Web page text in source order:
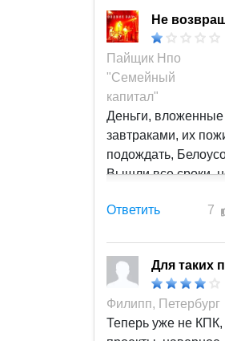
Не
Пайщик Нпо
"Семейный
капитал"
Деньги, вложенные
завтраками, их
подождать,
Вышли все сроки,
Ответить
7
Для таких
Филипп, Петербург
Теперь уже не КПК,